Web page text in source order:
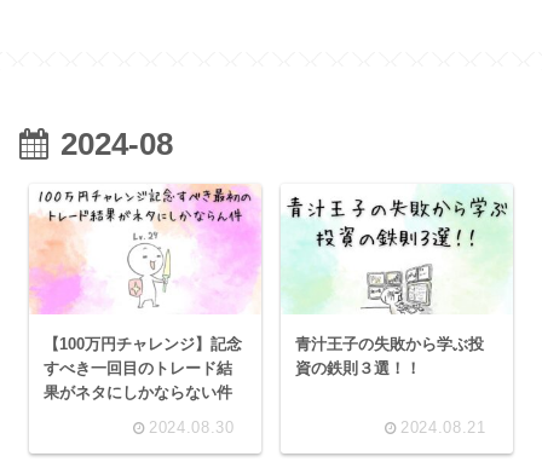
2024-08
【100万円チャレンジ】記念
すべき一回目のトレード結
果がネタにしかならない件
2024.08.30
青汁王子の失敗から学ぶ投
資の鉄則３選！！
2024.08.21